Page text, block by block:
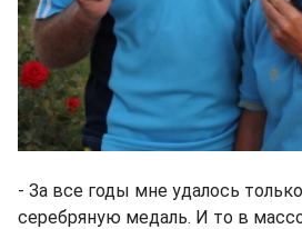
- За все годы мне удалось
серебряную медаль. И то в